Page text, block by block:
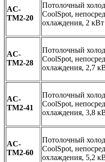
AC-
TM2-20
Потолочный
CoolSpot,
охлаждения, 2 кВт
AC-
TM2-28
Потолочный
CoolSpot,
охлаждения, 2,7
AC-
TM2-41
Потолочный
CoolSpot,
охлаждения, 3,8
AC-
TM2-60
Потолочный
CoolSpot,
охлаждения, 5,2